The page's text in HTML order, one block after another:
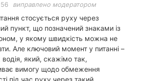
виправлено модератором
стосується руху через
пункт, що позначений знаками із
у якому швидкість можна не
Але ключовий момент у питанні –
який, скажімо так,
вимогу щодо обмеження
під час руху через такий